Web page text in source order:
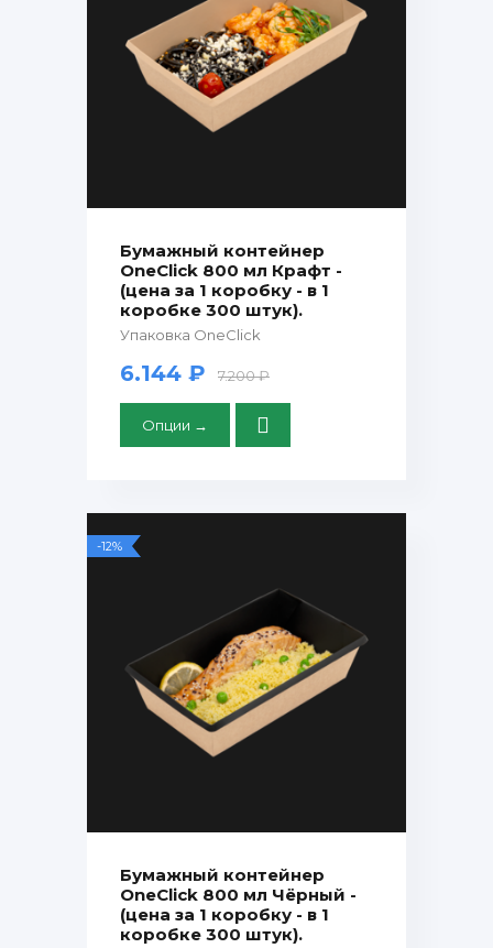
Бумажный контейнер
OneClick 800 мл Крафт -
(цена за 1 коробку - в 1
коробке 300 штук).
Упаковка OneClick
6.144 ₽ 7.200 ₽
Опции →
-12%
Бумажный контейнер
OneClick 800 мл Чёрный -
(цена за 1 коробку - в 1
коробке 300 штук).